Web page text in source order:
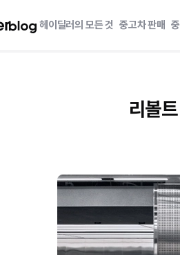
헤이딜러의 모든 것 중고차 판매
리볼